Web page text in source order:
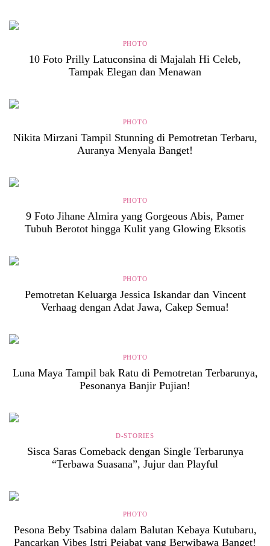
PHOTO
10 Foto Prilly Latuconsina di Majalah Hi Celeb,
Tampak Elegan dan Menawan
PHOTO
Nikita Mirzani Tampil Stunning di Pemotretan Terbaru,
Auranya Menyala Banget!
PHOTO
9 Foto Jihane Almira yang Gorgeous Abis, Pamer
Tubuh Berotot hingga Kulit yang Glowing Eksotis
PHOTO
Pemotretan Keluarga Jessica Iskandar dan Vincent
Verhaag dengan Adat Jawa, Cakep Semua!
PHOTO
Luna Maya Tampil bak Ratu di Pemotretan Terbarunya,
Pesonanya Banjir Pujian!
D-STORIES
Sisca Saras Comeback dengan Single Terbarunya
“Terbawa Suasana”, Jujur dan Playful
PHOTO
Pesona Beby Tsabina dalam Balutan Kebaya Kutubaru,
Pancarkan Vibes Istri Pejabat yang Berwibawa Banget!